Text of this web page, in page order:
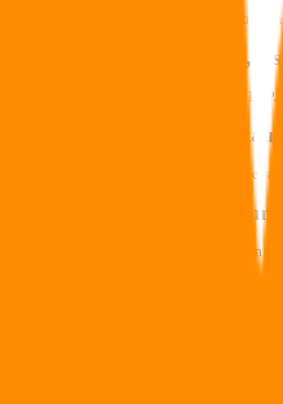
aux revenus financiers suivants : retraits
Flat Tax concerne le PEA,
pas les PEA ni les Livrets A ni les
va-t-il calculer le
la part de revenus liée aux primes versées
Flat Tax s’appliquera
vie n’est appliquée qu’à l’occasion
sociaux (au taux de 17,2 % à compter
Flat Tax va s’appliquer à